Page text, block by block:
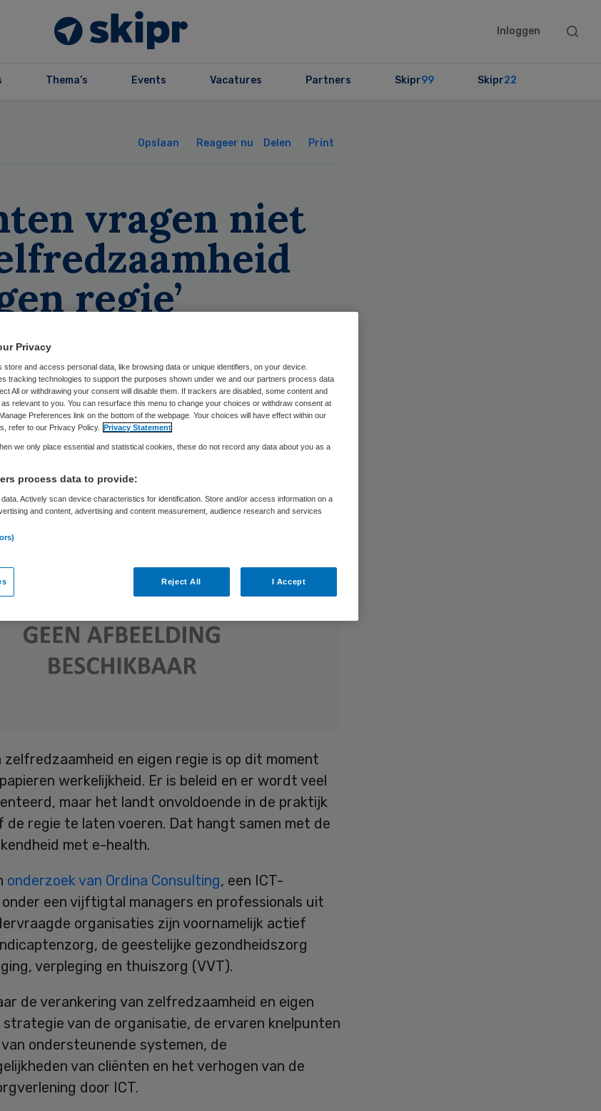
Inloggen
Search
Thema’s Events Vacatures Partners Skipr99 Skipr22
Opslaan Reageer nu Delen Print
vragen niet
regie’
Ahli 26 oktober 2016,13:21 125 keer gelezen
zelfredzaamheid en eigen regie is op dit moment
werkelijkheid. Er is beleid en er wordt veel
maar het landt onvoldoende in de praktijk
de regie te laten voeren. Dat hangt samen met de
met e-health.
onderzoek van Ordina Consulting, een ICT-
een vijftigtal managers en professionals uit
organisaties zijn voornamelijk actief
de geestelijke gezondheidszorg
verpleging en thuiszorg (VVT).
de verankering van zelfredzaamheid en eigen
strategie van de organisatie, de ervaren knelpunten
ondersteunende systemen, de
van cliënten en het verhogen van de
door ICT.
Privacy
store and access personal data, like browsing data or unique identifiers, on your device.
tracking technologies to support the purposes shown under we and our partners process data
All or withdrawing your consent will disable them. If trackers are disabled, some content and
relevant to you. You can resurface this menu to change your choices or withdraw consent at
Preferences link on the bottom of the webpage. Your choices will have effect within our
refer to our Privacy Policy. Privacy Statement
we only place essential and statistical cookies, these do not record any data about you as a
process data to provide:
Actively scan device characteristics for identification. Store and/or access information on a
and content, advertising and content measurement, audience research and services
Reject All I Accept